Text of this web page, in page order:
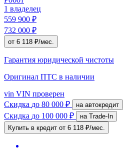
1 владелец
559 900 ₽
732 000 ₽
от 6 118 ₽/мес.
Гарантия юридической чистоты
Оригинал ПТС в наличии
vin VIN проверен
Скидка до 80 000 ₽ на автокредит
Скидка до 100 000 ₽
на Trade-In
Купить в кредит от 6 118 ₽/мес.